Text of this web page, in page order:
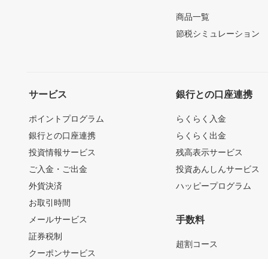
商品一覧
節税シミュレーション
サービス
ポイントプログラム
銀行との口座連携
投資情報サービス
ご入金・ご出金
外貨決済
お取引時間
メールサービス
証券税制
クーポンサービス
銀行との口座連携
らくらく入金
らくらく出金
残高表示サービス
投資あんしんサービス
ハッピープログラム
手数料
超割コース